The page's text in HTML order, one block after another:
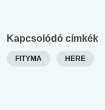
Kapcsolódó címkék
FITYMA HERE